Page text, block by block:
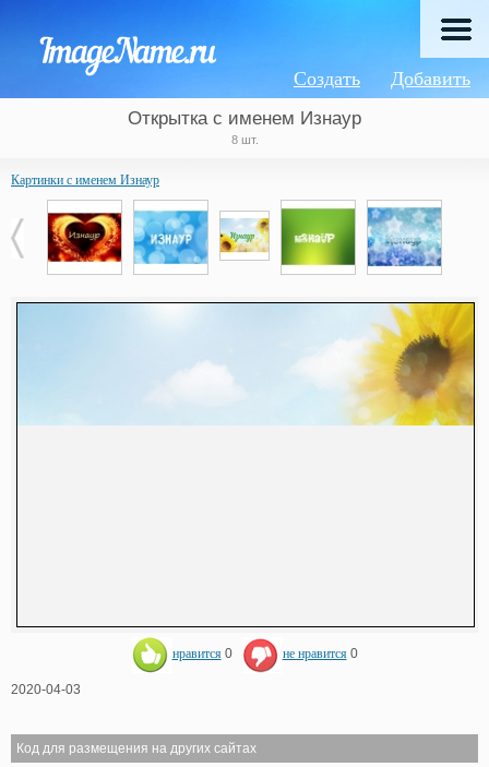
Добавить
Создать
Открытка с именем Изнаур
8 шт.
Картинки с именем Изнаур
нравится 0 не нравится 0
2020-04-03
Код для размещения на других сайтах